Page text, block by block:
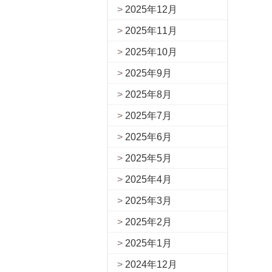
2025年12月
2025年11月
2025年10月
2025年9月
2025年8月
2025年7月
2025年6月
2025年5月
2025年4月
2025年3月
2025年2月
2025年1月
2024年12月